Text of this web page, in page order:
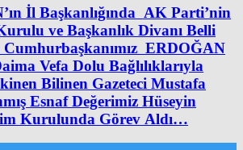
İl Başkanlığında AK Parti’nin
ve Başkanlık Divanı Belli
ERDOĞAN
Vefa Dolu Bağlılıklarıyla
Bilinen Gazeteci Mustafa
Esnaf Değerimiz Hüseyin
Kurulunda Görev Aldı…